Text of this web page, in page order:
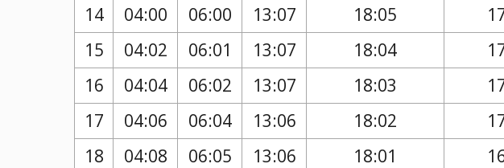
14
04:00 06:00 13:07 18:05
15
04:02 06:01 13:07 18:04
16
04:04 06:02 13:07 18:03
17
04:06 06:04 13:06 18:02
18
04:08 06:05 13:06 18:01